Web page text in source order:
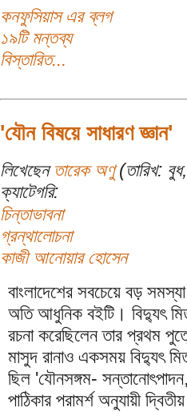
কনফুসিয়াস এর ব্লগ
১৯টি মন্তব্য
বিস্তারিত...
'যৌন বিষয়ে সাধারণ জ্ঞান'
লিখেছেন তারেক অণু(তারিখ:
ক্যাটেগরি:
চিন্তাভাবনা
গ্রন্থালোচনা
কাজী আনোয়ার হোসেন
বাংলাদেশের সবচেয়ে বড়
অতি আধুনিক বইটি। বিদ্যুৎ
রচনা করেছিলেন তার প্রথম
মাসুদ রানাও একসময় বিদ্যুৎ
ছিল 'যৌনসঙ্গম-
পাঠিকার পরামর্শ অনুযায়ী